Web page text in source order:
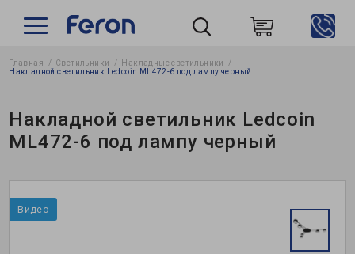
Главная Светильники
Накладные cветильники
Накладной светильник Ledcoin ML472-6 под лампу черный
Накладной светильник Ledcoin
ML472-6 под лампу черный
Видео